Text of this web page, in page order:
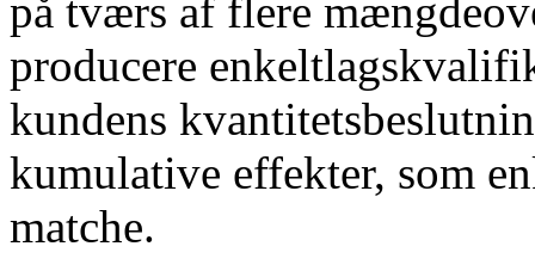
på tværs af flere
producere
kundens
kumulative effekter, som
matche.